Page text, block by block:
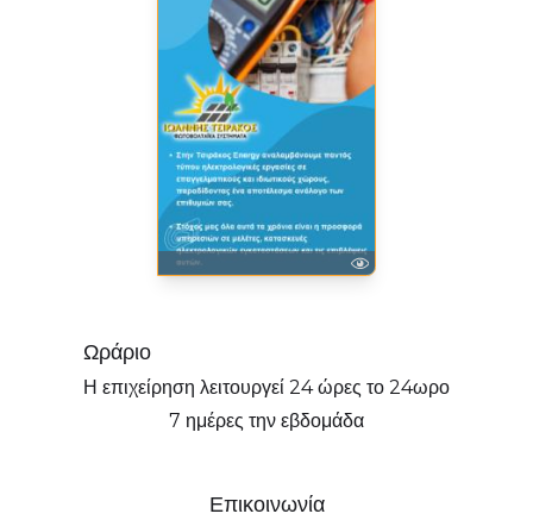
Ωράριο
Η επιχείρηση λειτουργεί 24 ώρες το 24ωρο
7 ημέρες την εβδομάδα
Επικοινωνία